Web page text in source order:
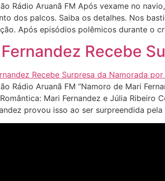
Rádio Aruanã FM Após vexame no
dos palcos. Saiba os detalhes. Nos
Após episódios polêmicos durante o
Recebe
Rádio Aruanã FM “Namoro de Mari
Mari Fernandez e Júlia Ribeiro
provou isso ao ser surpreendida